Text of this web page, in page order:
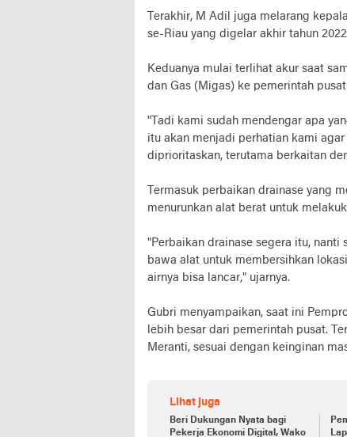
Terakhir, M Adil juga melarang
se-Riau yang digelar akhir tahun
Keduanya mulai terlihat akur saat
dan Gas (Migas) ke pemerintah
"Tadi kami sudah mendengar apa
itu akan menjadi perhatian kami
diprioritaskan, terutama berkaitan
Termasuk perbaikan drainase yang
menurunkan alat berat untuk
"Perbaikan drainase segera itu, nanti
bawa alat untuk membersihkan
airnya bisa lancar," ujarnya.
Gubri menyampaikan, saat ini
lebih besar dari pemerintah pusat.
Meranti, sesuai dengan keinginan
Lihat juga
Beri Dukungan Nyata bagi
Pekerja Ekonomi Digital, Wako